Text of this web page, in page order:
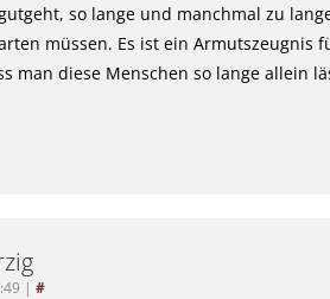
so lange und manchmal zu
müssen. Es ist ein Armutszeugnis
man diese Menschen so lange allein
| #